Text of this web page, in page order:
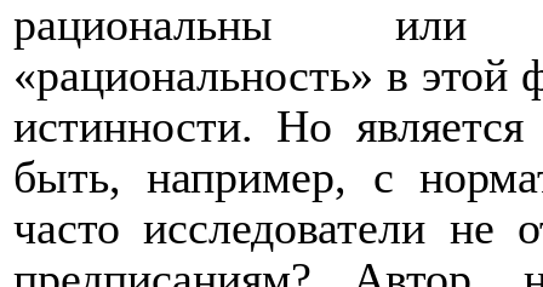
рациональны или
«рациональность» в этой
истинности. Но
быть, например, с
часто исследователи не